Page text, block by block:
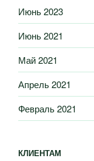
Июнь 2023
Июнь 2021
Май 2021
Апрель 2021
Февраль 2021
КЛИЕНТАМ